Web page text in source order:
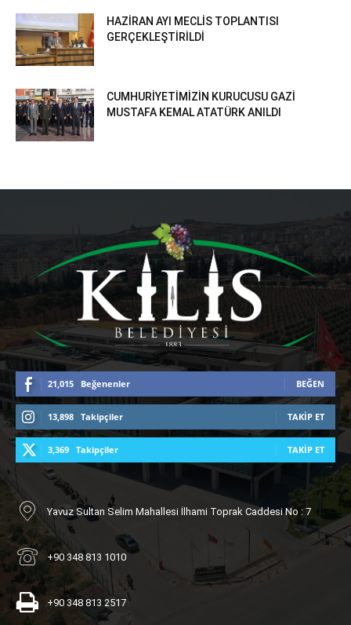
HAZİRAN AYI MECLİS TOPLANTISI
GERÇEKLEŞTİRİLDİ
CUMHURİYETİMİZİN KURUCUSU GAZİ
MUSTAFA KEMAL ATATÜRK ANILDI
21,015 Beğenenler BEĞEN
13,898 Takipçiler TAKIP ET
3,369 Takipçiler TAKIP ET
Yavuz Sultan Selim Mahallesi İlhami Toprak Caddesi No : 7
+90 348 813 1010
+90 348 813 2517